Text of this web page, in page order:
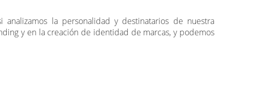
la personalidad y destinatarios de nuestra
y en la creación de identidad de marcas, y podemos